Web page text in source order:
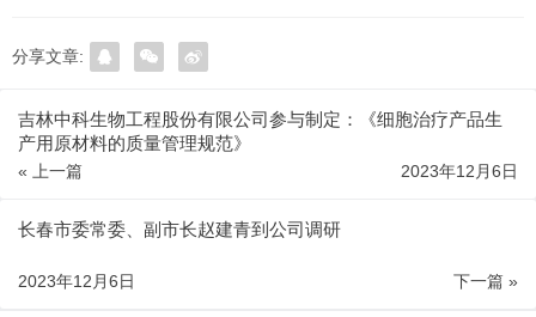
分享文章:
吉林中科生物工程股份有限公司参与制定：《细胞治疗产品生
产用原材料的质量管理规范》
« 上一篇 2023年12月6日
长春市委常委、副市长赵建青到公司调研
下一篇 »
2023年12月6日